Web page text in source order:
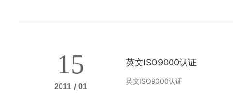
15
2011 / 01
英文ISO9000认证
英文ISO9000认证